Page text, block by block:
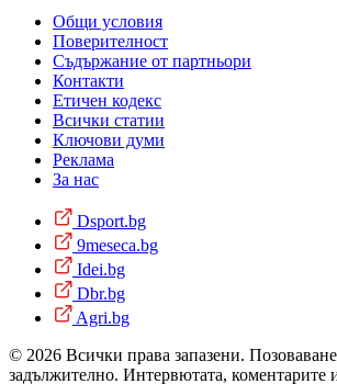
Общи условия
Поверителност
Съдържание от партньори
Контакти
Етичен кодекс
Всички статии
Ключови думи
Реклама
За нас
Dsport.bg
9meseca.bg
Idei.bg
Dbr.bg
Agri.bg
© 2026 Всички права запазени.
задължително. Интервютата, коментарите